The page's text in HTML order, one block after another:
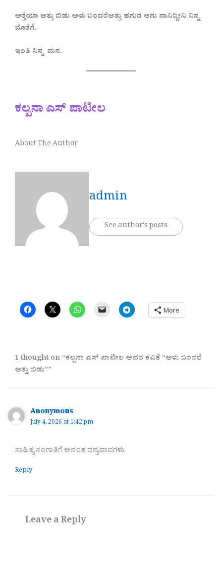
ಅತ್ತೆಯಾ ಅತ್ತು ಬಿಡು ಅಳು ಬಂದರೆಅತ್ತು ಹಗುರ ಆಗು ನಾನಿದ್ದೀನಿ ನಿನ್ನ
ಜೊತೆಗೆ.
ಇಂತಿ ನಿನ್ನ ಮನ.
ಕಲ್ಪನಾ ಎಸ್ ಪಾಟೀಲ
About The Author
admin
See author's posts
More
1 thought on “ಕಲ್ಪನಾ ಎಸ್‌ ಪಾಟೀಲ ಅವರ ಕವಿತೆ “ಅಳು ಬಂದರೆ
ಅತ್ತು ಬಿಡು””
Anonymous
July 4, 2026 at 1:42 pm
ಸಾಹಿತ್ಯ ಸಂಗಾತಿಗೆ ಅನಂತ ಧನ್ಯವಾದಗಳು.
Reply
Leave a Reply